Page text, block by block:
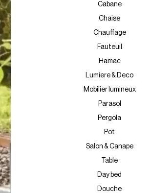
Cabane
Chaise
Chauffage
Fauteuil
Hamac
Lumiere & Deco
Mobilier lumineux
Parasol
Pergola
Pot
Salon & Canape
Table
Day bed
Douche